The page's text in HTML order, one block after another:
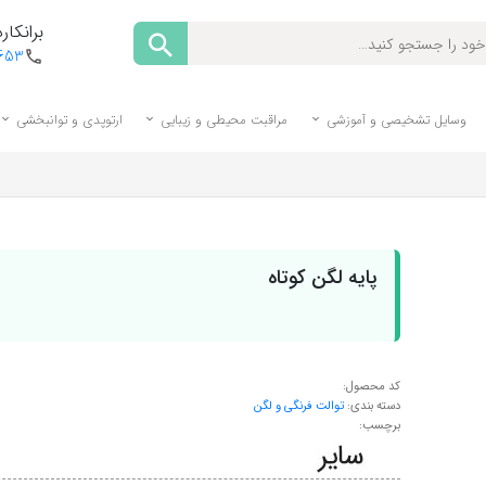
وسایل تشخیصی و آموزشی مراقبت محیطی و زیبایی ارتوپدی و توانبخشی
پایه لگن کوتاه
کد محصول:
دسته بندی:توالت فرنگی و لگن
برچسب: